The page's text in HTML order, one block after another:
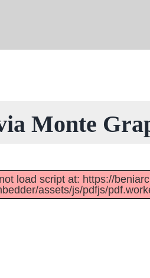
Monte
load script at: https://
assets/js/pdfjs/